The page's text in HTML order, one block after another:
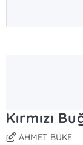
Kırmızı
AHMET BÜKE